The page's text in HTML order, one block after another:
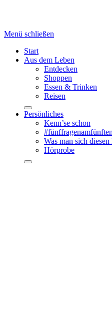
Menü schließen
Start
Aus dem Leben
Entdecken
Shoppen
Essen & Trinken
Reisen
Persönliches
Kenn’se schon
#fünffragenamfünften
Was man sich
Hörprobe